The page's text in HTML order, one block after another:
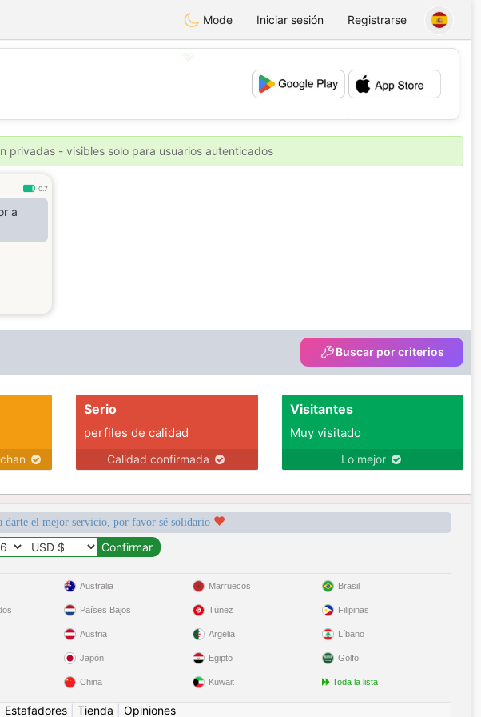
Mode Iniciar sesión Registrarse
💕
privadas - visibles solo para usuarios autenticados
0.7
a
Buscar por criterios
Serio
perfiles de calidad
Calidad confirmada
Visitantes
Muy visitado
Lo mejor
darte el mejor servicio, por favor sé solidario
Australia
Países Bajos
Austria
Japón
China
Marruecos
Túnez
Argelia
Egipto
Kuwait
Brasil
Filipinas
Líbano
Golfo
Toda la lista
Estafadores Tienda Opiniones